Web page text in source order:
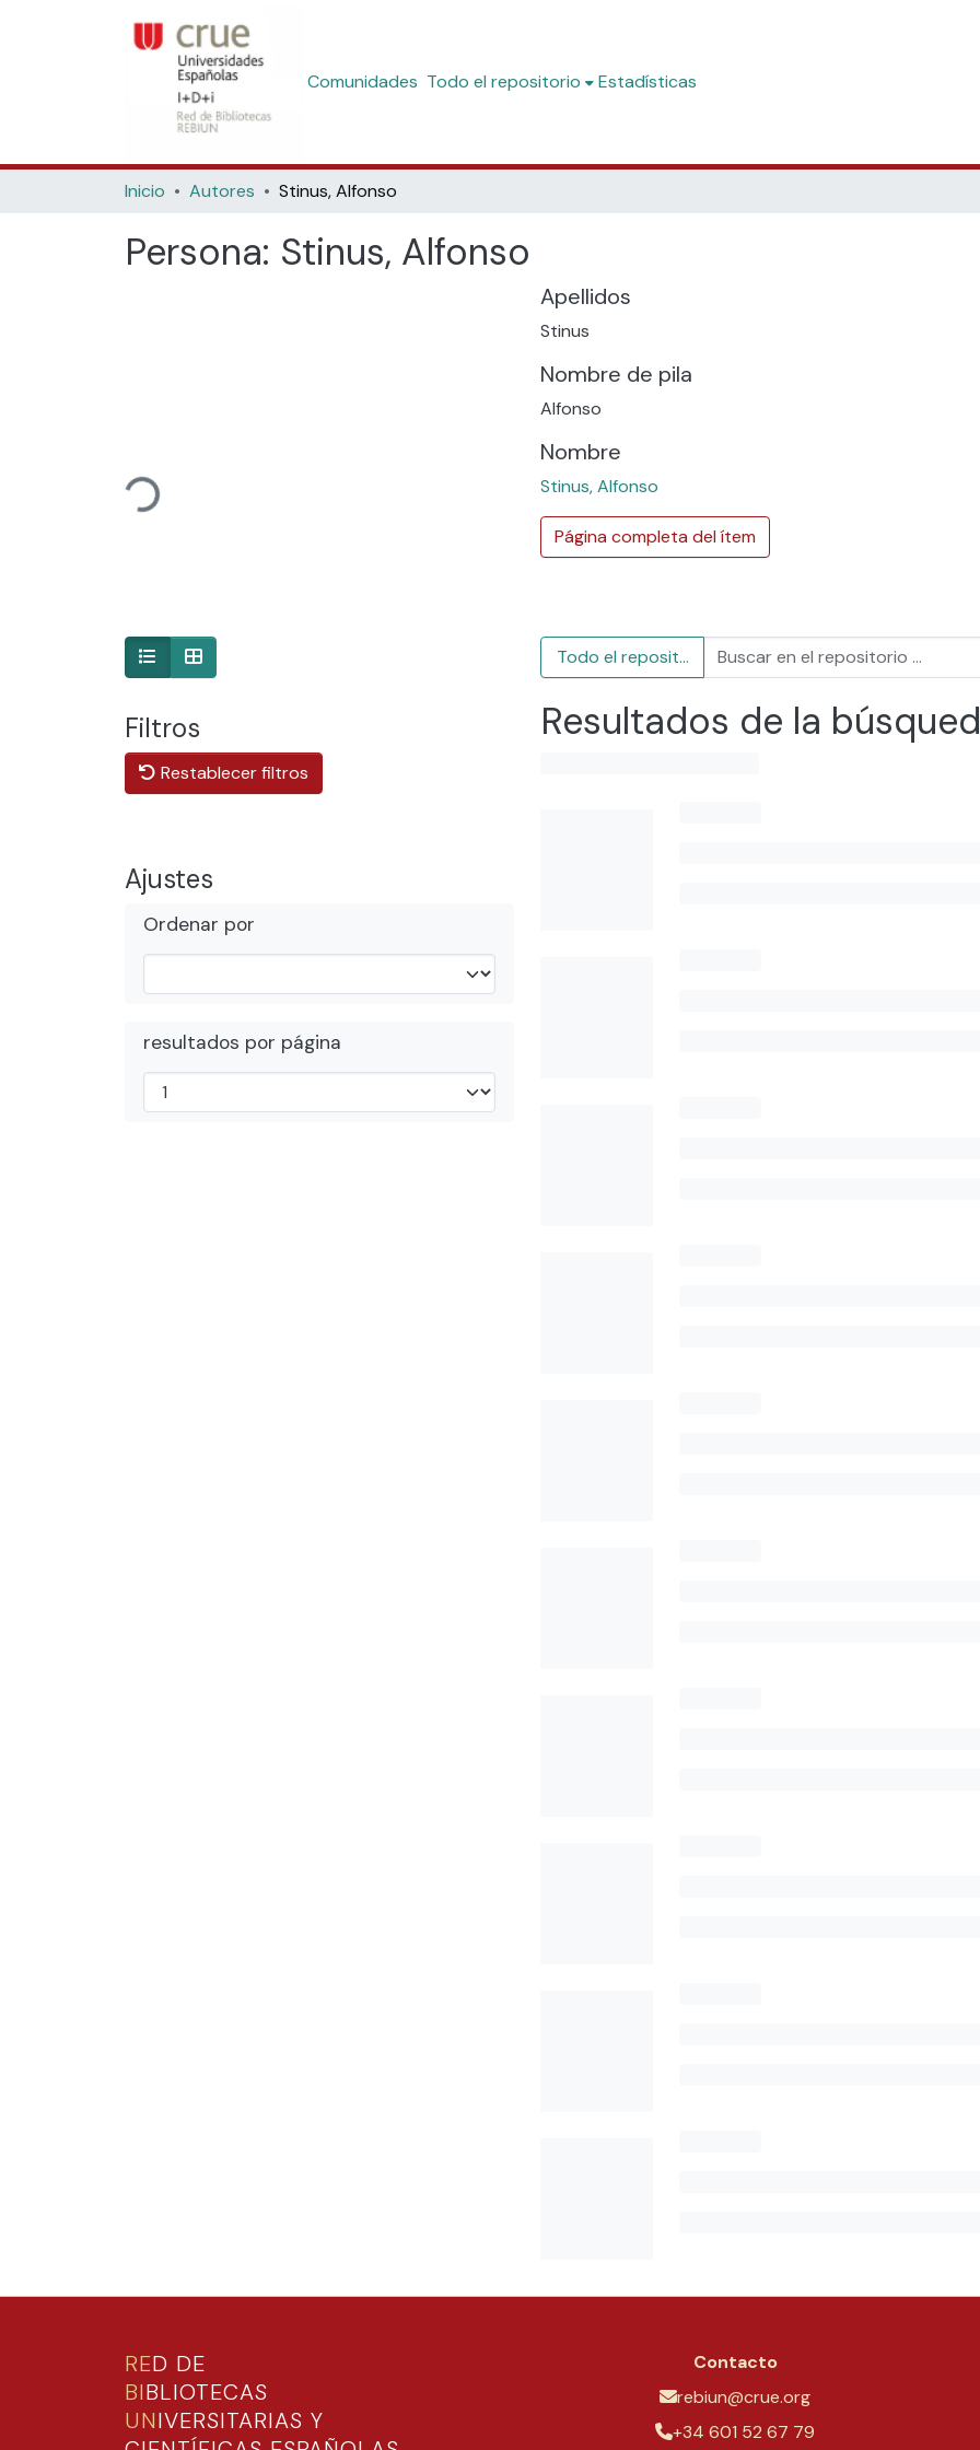
Comunidades Todo el repositorio Estadísticas
Inicio Autores Stinus, Alfonso
Persona: Stinus, Alfonso
Cargando...
Apellidos
Stinus
Nombre de pila
Alfonso
Nombre
Stinus, Alfonso
Página completa del ítem
Filtros
Restablecer filtros
Ajustes
Ordenar por
resultados por página
Todo el repositorio
Resultados de la
RED DE
BIBLIOTECAS
UNIVERSITARIAS Y
Contacto
rebiun@crue.org
+34 601 52 67 79